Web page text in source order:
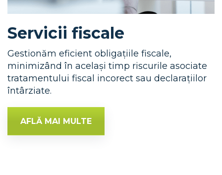
Servicii fiscale
Gestionăm eficient obligațiile fiscale,
minimizând în același timp riscurile asociate
tratamentului fiscal incorect sau declarațiilor
întârziate.
AFLĂ MAI MULTE